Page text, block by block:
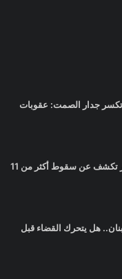
جدار الصمت: عقوبات
مجزرة في الجنوب: مصادر تكشف عن سقوط أكثر من 11
هل يتحرك القضاء قبل